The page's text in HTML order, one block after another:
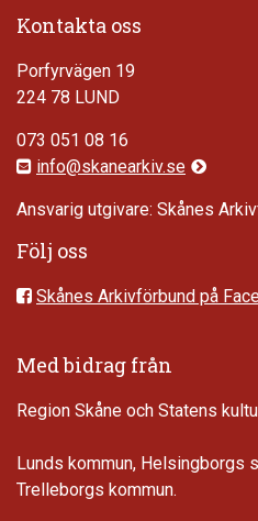
Kontakta oss
Porfyrvägen 19
224 78 LUND
073 051 08 16
info@skanearkiv.se
Ansvarig utgivare: Skånes
Följ oss
Skånes Arkivförbund på
Med bidrag från
Region Skåne och Statens
Lunds kommun, Helsingborgs
Trelleborgs kommun.